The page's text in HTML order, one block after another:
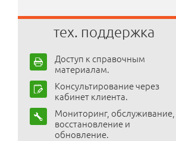
тех. поддержка
Доступ к справочным
материалам.
Консультирование через
кабинет клиента.
Мониторинг, обслуживание,
восстановление и
обновление.